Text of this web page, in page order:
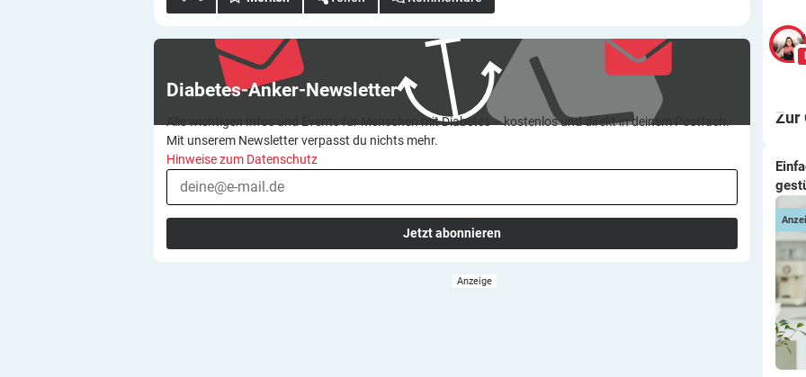
Diabetes-Anker-Newsletter
Alle wichtigen Infos und Events für Menschen mit Diabetes – kostenlos und direkt in deinem Postfach.
Mit unserem Newsletter verpasst du nichts mehr.
Hinweise zum Datenschutz
Jetzt abonnieren
Zur